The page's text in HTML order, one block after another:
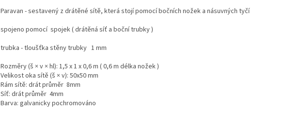
Paravan - sestavený z drátěné sítě, která stojí pomocí bočních nožek a násuvných tyčí
spojeno pomocí spojek ( drátěná síť a boční trubky )
trubka - tloušťka stěny trubky 1 mm
Rozměry (š × v × hl): 1,5 x 1 x 0,6 m ( 0,6 m délka nožek )
Velikost oka sítě (š × v): 50x50 mm
Rám sítě: drát průměr 8mm
Síť: drát průměr 4mm
Barva: galvanicky pochromováno